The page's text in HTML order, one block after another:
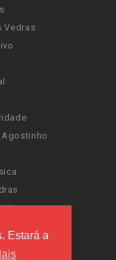
Estará a
Vedras